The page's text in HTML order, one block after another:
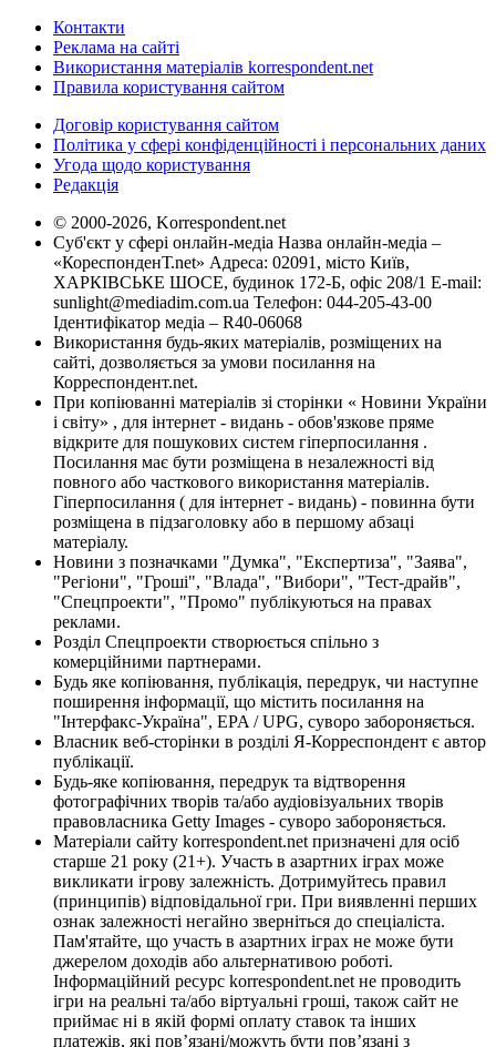
Контакти
Реклама на сайті
Використання матеріалів korrespondent.net
Правила користування сайтом
Договір користування сайтом
Політика у сфері конфіденційності і персональних даних
Угода щодо користування
Редакція
© 2000-2026, Korrespondent.net
Суб'єкт у сфері онлайн-медіа Назва онлайн-медіа –
«КореспонденТ.net» Адреса: 02091, місто Київ,
ХАРКІВСЬКЕ ШОСЕ, будинок 172-Б, офіс 208/1 E-mail:
sunlight@mediadim.com.ua Телефон: 044-205-43-00
Ідентифікатор медіа – R40-06068
Використання будь-яких матеріалів, розміщених на
сайті, дозволяється за умови посилання на
Корреспондент.net.
При копіюванні матеріалів зі сторінки « Новини України
і світу» , для інтернет - видань - обов'язкове пряме
відкрите для пошукових систем гіперпосилання .
Посилання має бути розміщена в незалежності від
повного або часткового використання матеріалів.
Гіперпосилання ( для інтернет - видань) - повинна бути
розміщена в підзаголовку або в першому абзаці
матеріалу.
Новини з позначками "Думка", "Експертиза", "Заява",
"Регіони", "Гроші", "Влада", "Вибори", "Тест-драйв",
"Спецпроекти", "Промо" публікуються на правах
реклами.
Розділ Спецпроекти створюється спільно з
комерційними партнерами.
Будь яке копіювання, публікація, передрук, чи наступне
поширення інформації, що містить посилання на
"Інтерфакс-Україна", EPA / UPG, суворо забороняється.
Власник веб-сторінки в розділі Я-Корреспондент є автор
публікації.
Будь-яке копіювання, передрук та відтворення
фотографічних творів та/або аудіовізуальних творів
правовласника Getty Images - суворо забороняється.
Матеріали сайту korrespondent.net призначені для осіб
старше 21 року (21+). Участь в азартних іграх може
викликати ігрову залежність. Дотримуйтесь правил
(принципів) відповідальної гри. При виявленні перших
ознак залежності негайно зверніться до спеціаліста.
Пам'ятайте, що участь в азартних іграх не може бути
джерелом доходів або альтернативою роботі.
Інформаційний ресурс korrespondent.net не проводить
ігри на реальні та/або віртуальні гроші, також сайт не
приймає ні в якій формі оплату ставок та інших
платежів, які пов’язані/можуть бути пов’язані з